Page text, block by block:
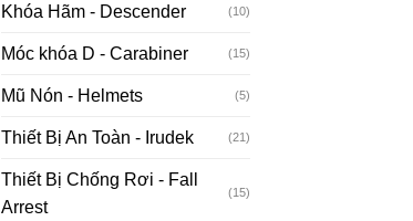
Khóa Hãm - Descender (10)
Móc khóa D - Carabiner (15)
Mũ Nón - Helmets (5)
Thiết Bị An Toàn - Irudek (21)
Thiết Bị Chống Rơi - Fall
Arrest
(15)